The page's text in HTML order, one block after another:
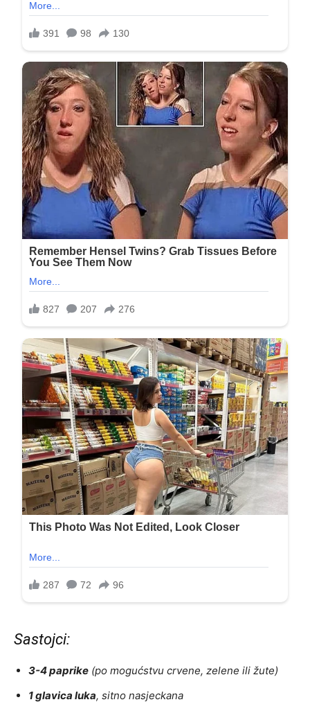
Sastojci:
3-4 paprike (po mogućstvu crvene, zelene ili žute)
1 glavica luka, sitno nasjeckana